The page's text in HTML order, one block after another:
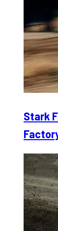
Stark